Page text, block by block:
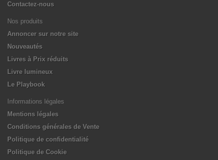
Contactez-nous
Nos produits
Annoncer sur notre site
Nouveautés
Livres à Prix réduits
Livre lumineux
Le Playbook
Informations légales
Mentions légales
Conditions générales de Vente
Politique de confidentialité
Politique de Cookie